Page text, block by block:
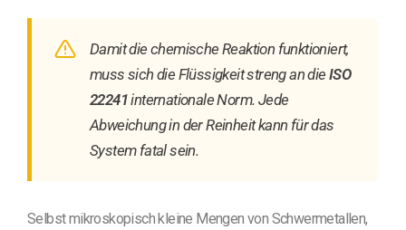
Damit die chemische Reaktion funktioniert,
muss sich die Flüssigkeit streng an die ISO
22241internationale Norm. Jede
Abweichung in der Reinheit kann für das
System fatal sein.
Selbst mikroskopisch kleine Mengen von Schwermetallen,